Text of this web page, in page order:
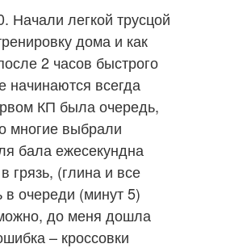
Начали легкой трусцой
дома и как
2 часов быстрого
начинаются всегда
КП была очередь,
многие выбрали
бала ежесекундна
грязь, (глина и все
в очереди (минут 5)
до меня дошла
– кроссовки